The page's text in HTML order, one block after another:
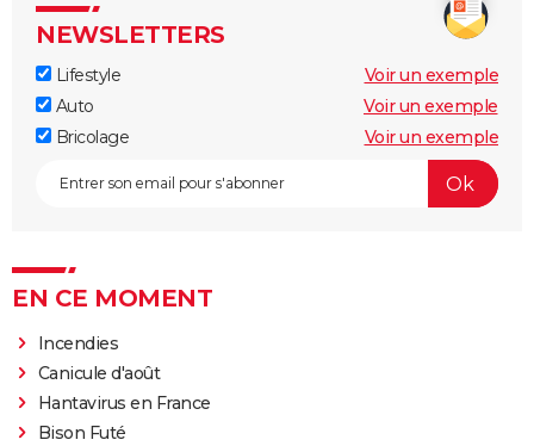
NEWSLETTERS
Lifestyle
Voir un exemple
Auto
Voir un exemple
Bricolage
Voir un exemple
EN CE MOMENT
Incendies
Canicule d'août
Hantavirus en France
Bison Futé